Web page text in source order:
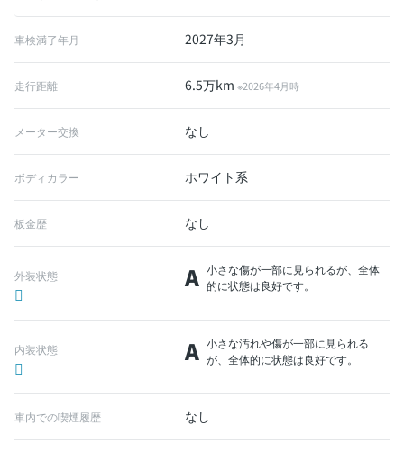
車検満了年月 2027年3月
走行距離 6.5万km※2026年4月時
メーター交換 なし
ボディカラー ホワイト系
板金歴 なし
外装状態 A 小さな傷が一部に見られるが、全体
的に状態は良好です。
内装状態 A 小さな汚れや傷が一部に見られる
が、全体的に状態は良好です。
車内での喫煙履歴 なし